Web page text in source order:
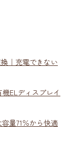
｜充電できない
ELディスプレイ
量71％から快適